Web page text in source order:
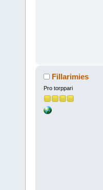
Fillarimies
Pro torppari